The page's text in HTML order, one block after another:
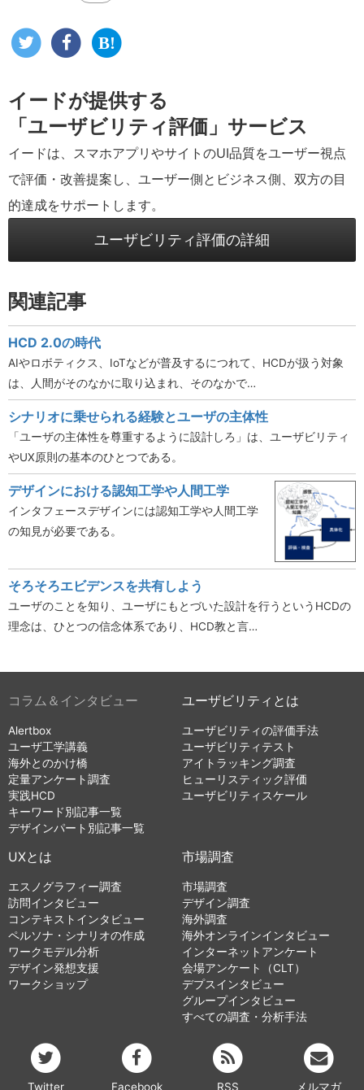
イードが提供する
「ユーザビリティ評価」サービス
イードは、スマホアプリやサイトのUI品質をユーザー視点
で評価・改善提案し、ユーザー側とビジネス側、双方の目
的達成をサポートします。
ユーザビリティ評価の詳細
関連記事
HCD 2.0の時代
AIやロボティクス、IoTなどが普及するにつれて、HCDが扱う対象
は、人間がそのなかに取り込まれ、そのなかで…
シナリオに乗せられる経験とユーザの主体性
「ユーザの主体性を尊重するように設計しろ」は、ユーザビリティ
やUX原則の基本のひとつである。
デザインにおける認知工学や人間工学
インタフェースデザインには認知工学や人間工学
の知見が必要である。
そろそろエビデンスを共有しよう
ユーザのことを知り、ユーザにもとづいた設計を行うというHCDの
理念は、ひとつの信念体系であり、HCD教と言…
コラム＆インタビュー
Alertbox
ユーザ工学講義
海外とのかけ橋
定量アンケート調査
実践HCD
キーワード別記事一覧
デザインパート別記事一覧
ユーザビリティとは
ユーザビリティの評価手法
ユーザビリティテスト
アイトラッキング調査
ヒューリスティック評価
ユーザビリティスケール
UXとは
エスノグラフィー調査
訪問インタビュー
コンテキストインタビュー
ペルソナ・シナリオの作成
ワークモデル分析
デザイン発想支援
ワークショップ
市場調査
市場調査
デザイン調査
海外調査
海外オンラインインタビュー
インターネットアンケート
会場アンケート（CLT）
デプスインタビュー
グループインタビュー
すべての調査・分析手法
Twitter Facebook RSS メルマガ